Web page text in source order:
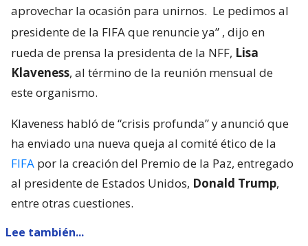
aprovechar la ocasión para unirnos. Le pedimos al
presidente de la FIFA que renuncie ya” , dijo en
rueda de prensa la presidenta de la NFF, Lisa
Klaveness, al término de la reunión mensual de
este organismo.
Klaveness habló de “crisis profunda” y anunció que
ha enviado una nueva queja al comité ético de la
FIFA por la creación del Premio de la Paz, entregado
al presidente de Estados Unidos, Donald Trump,
entre otras cuestiones.
Lee también...